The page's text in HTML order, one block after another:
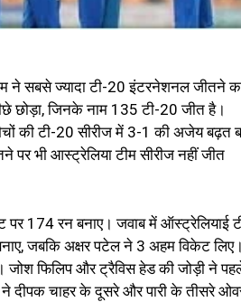
ने सबसे ज्यादा टी-20 इंटरनेशनल जीतने
छोड़ा, जिनके नाम 135 टी-20 जीत है।
की टी-20 सीरीज में 3-1 की अजेय बढ़त
पर भी आस्ट्रेलिया टीम सीरीज नहीं जीत
पर 174 रन बनाए। जवाब में ऑस्ट्रेलियाई
जबकि अक्षर पटेल ने 3 अहम विकेट लिए।
फिलिप और ट्रैविस हेड की जोड़ी ने
चाहर के दूसरे और पारी के तीसरे